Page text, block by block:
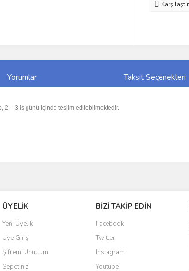
Karşılaştır
Yorumlar Taksit Seçenekleri
2 – 3 iş günü içinde teslim edilebilmektedir.
ÜYELİK
Yeni Üyelik
Üye Girişi
Şifremi Unuttum
Sepetiniz
BİZİ TAKİP EDİN
Facebook
Twitter
Instagram
Youtube